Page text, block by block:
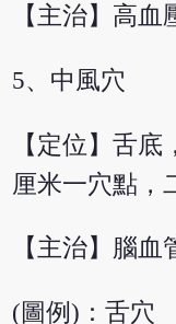
【主治】高血
5、中風穴
【定位】舌
厘米一穴點，
【主治】腦血
(圖例)：舌穴